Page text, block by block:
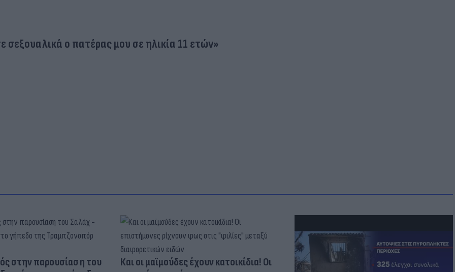
ο πατέρας μου σε ηλικία 11 ετών»
στην παρουσίαση του
Και οι μαϊμούδες έχουν κατοικίδια! Οι